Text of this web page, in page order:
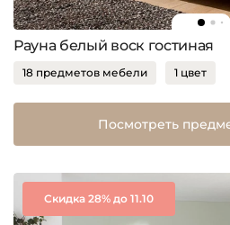
Рауна белый воск гостиная
18 предметов мебели 1 цвет
Посмотреть
Скидка 28% до 11.10